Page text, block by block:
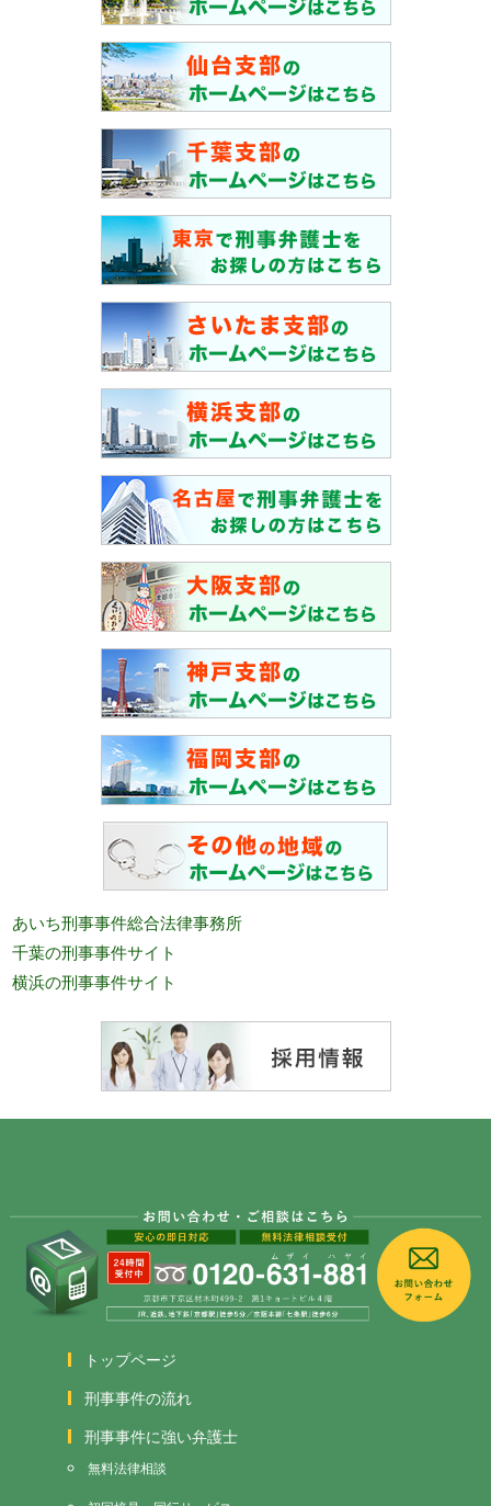
あいち刑事事件総合法律事務所
千葉の刑事事件サイト
横浜の刑事事件サイト
トップページ
刑事事件の流れ
刑事事件に強い弁護士
無料法律相談